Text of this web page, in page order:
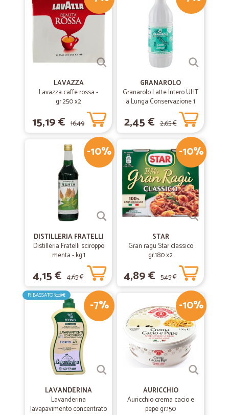
LAVAZZA
Lavazza caffe rossa -
gr.250 x2
15,19 € 16,49
GRANAROLO
Granarolo Latte Intero UHT
a Lunga Conservazione 1
2,45 € 2,65 €
-10%
DISTILLERIA FRATELLI
Distilleria Fratelli sciroppo
menta - kg.1
4,15 € 4,65 €
-10%
STAR
Gran ragu Star classico
gr.180 x2
4,89 € 5,45 €
-7%
RIBASSATO3,49€
LAVANDERINA
Lavanderina
lavapavimento concentrato
-10%
AURICCHIO
Auricchio crema cacio e
pepe gr.150